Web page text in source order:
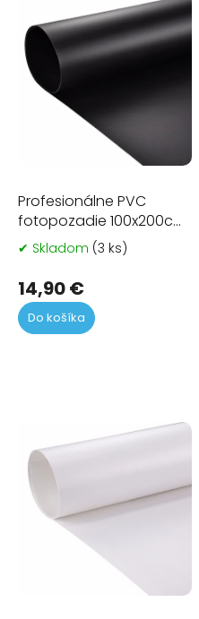
s
p
t
o
v
Profesionálne PVC
fotopozadie 100x200cm
- čierne
✔ Skladom (3 ks)
14,90 €
Do košíka